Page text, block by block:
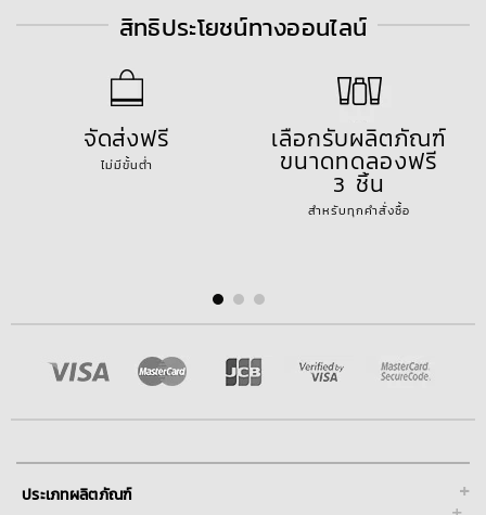
สิทธิประโยชน์ทางออนไลน์
จัดส่งฟรี
ไม่มีขั้นต่ำ
เลือกรับผลิตภัณฑ์
ขนาดทดลองฟรี
3 ชิ้น
สำหรับทุกคำสั่งซื้อ
+
ประเภทผลิตภัณฑ์